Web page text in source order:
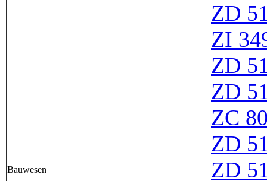
Bauwesen
ZD
ZI
ZD
ZD
ZC
ZD
ZD